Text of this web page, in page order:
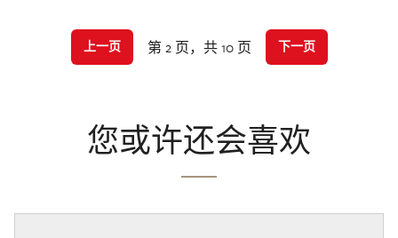
上一页 第 2 页，共 10 页 下一页
您或许还会喜欢